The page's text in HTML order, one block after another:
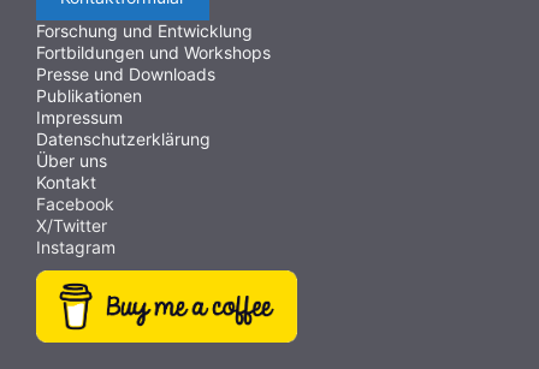
Forschung und Entwicklung
Fortbildungen und Workshops
Presse und Downloads
Publikationen
Impressum
Datenschutzerklärung
Über uns
Kontakt
Facebook
X/Twitter
Instagram